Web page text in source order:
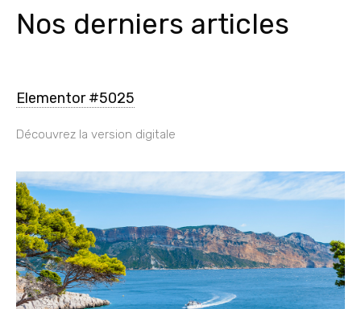
Nos derniers articles
Elementor #5025
Découvrez la version digitale